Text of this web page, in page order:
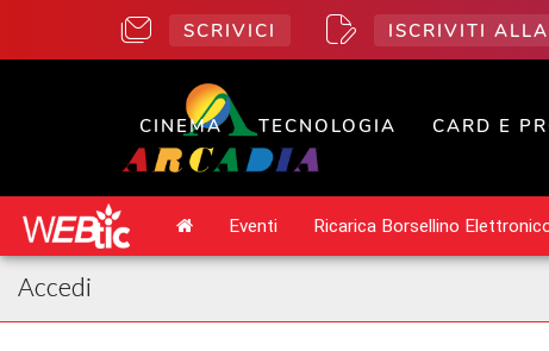
SCRIVICI ISCRIVITI
CINEMA TECNOLOGIA CARD E